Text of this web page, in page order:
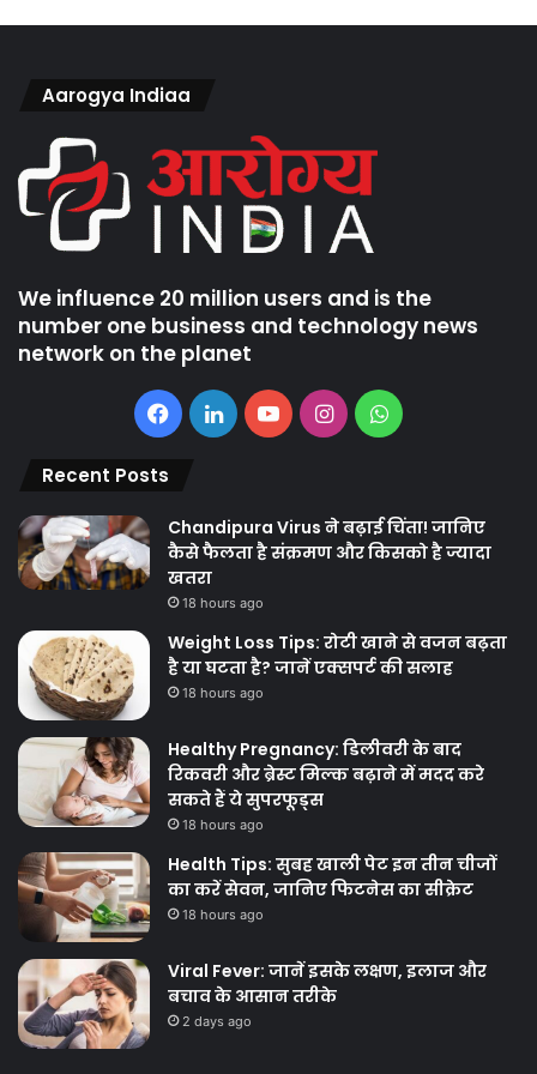
Aarogya Indiaa
We influence 20 million users and is the
number one business and technology news
network on the planet
Facebook
LinkedInYouTubeInstagramWhatsApp
Recent Posts
Chandipura Virus ने बढ़ाई चिंता! जानिए
कैसे फैलता है संक्रमण और किसको है ज्यादा
खतरा
18 hours ago
Weight Loss Tips: रोटी खाने से वजन बढ़ता
है या घटता है? जानें एक्सपर्ट की सलाह
18 hours ago
Healthy Pregnancy: डिलीवरी के बाद
रिकवरी और ब्रेस्ट मिल्क बढ़ाने में मदद करे
सकते हैं ये सुपरफूड्स
18 hours ago
Health Tips: सुबह खाली पेट इन तीन चीजों
का करें सेवन, जानिए फिटनेस का सीक्रेट
18 hours ago
Viral Fever: जानें इसके लक्षण, इलाज और
बचाव के आसान तरीके
2 days ago